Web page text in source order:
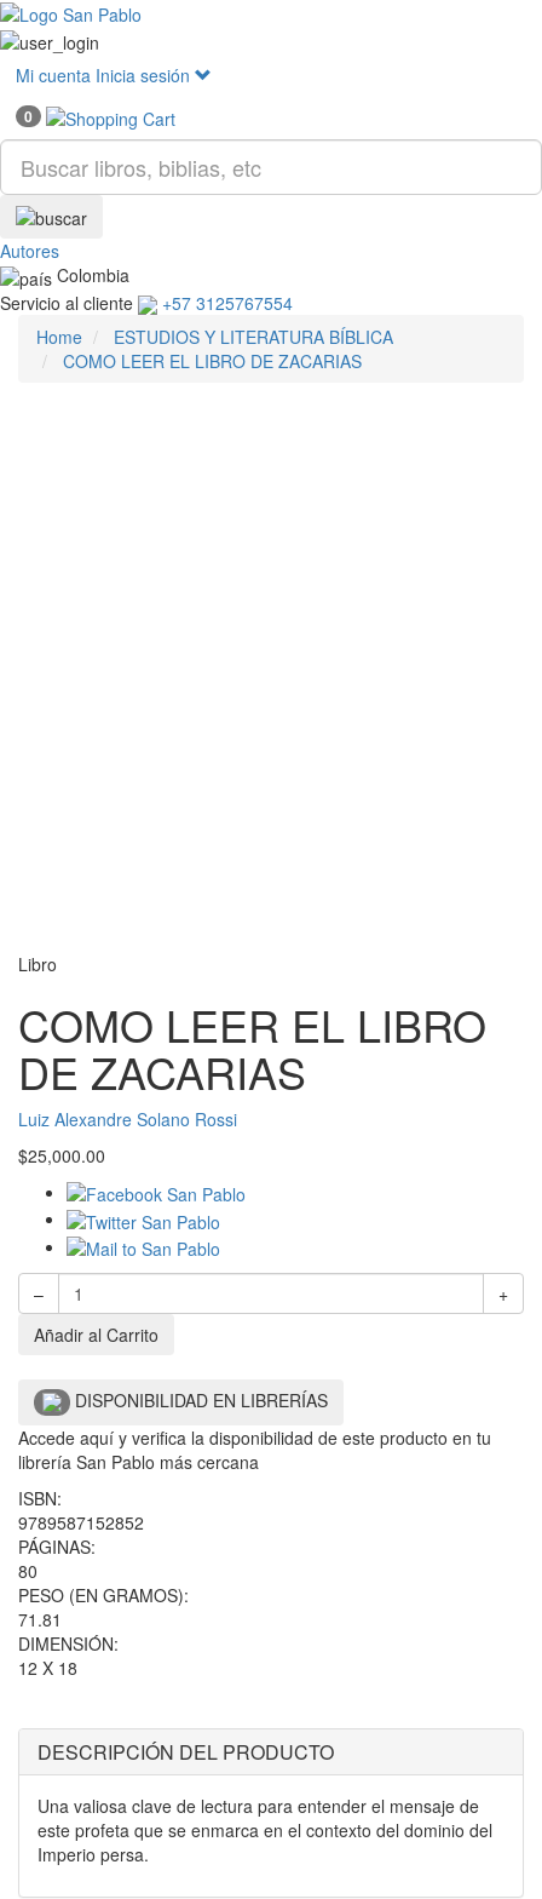
Mi cuenta Inicia sesión
0
Autores
Colombia
Servicio al cliente
+57 3125767554
Home
ESTUDIOS Y LITERATURA BÍBLICA
COMO LEER EL LIBRO DE ZACARIAS
Libro
COMO LEER EL LIBRO
DE ZACARIAS
Luiz Alexandre Solano Rossi
$25,000.00
–
+
Añadir al Carrito
DISPONIBILIDAD EN LIBRERÍAS
Accede aquí y verifica la disponibilidad de este producto en tu
librería San Pablo más cercana
ISBN:
9789587152852
PÁGINAS:
80
PESO (EN GRAMOS):
71.81
DIMENSIÓN:
12 X 18
DESCRIPCIÓN DEL PRODUCTO
Una valiosa clave de lectura para entender el mensaje de
este profeta que se enmarca en el contexto del dominio del
Imperio persa.